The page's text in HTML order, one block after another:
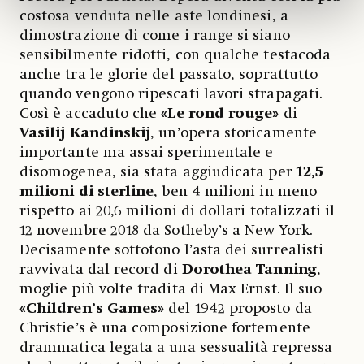
costosa venduta nelle aste londinesi, a
dimostrazione di come i range si siano
sensibilmente ridotti, con qualche testacoda
anche tra le glorie del passato, soprattutto
quando vengono ripescati lavori strapagati.
Così è accaduto che«Le rond rouge» di
Vasilij Kandinskij, un’opera storicamente
importante ma assai sperimentale e
disomogenea, sia stata aggiudicata per12,5
milioni di sterline, ben 4 milioni in meno
rispetto ai 20,6 milioni di dollari totalizzati il
12 novembre 2018 da Sotheby’s a New York.
Decisamente sottotono l’asta dei surrealisti
ravvivata dal record di Dorothea Tanning,
moglie più volte tradita di Max Ernst. Il suo
«Children’s Games» del 1942 proposto da
Christie’s è una composizione fortemente
drammatica legata a una sessualità repressa